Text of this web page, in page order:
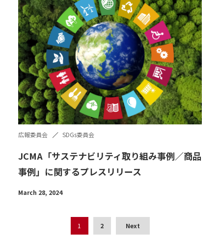
広報委員会 SDGs委員会
JCMA「サステナビリティ取り組み事例／商品
事例」に関するプレスリリース
March 28, 2024
1 2 Next